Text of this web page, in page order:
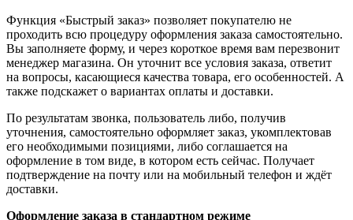
Функция «Быстрый заказ» позволяет покупателю не
проходить всю процедуру оформления заказа самостоятельно.
Вы заполняете форму, и через короткое время вам перезвонит
менеджер магазина. Он уточнит все условия заказа, ответит
на вопросы, касающиеся качества товара, его особенностей. А
также подскажет о вариантах оплаты и доставки.
По результатам звонка, пользователь либо, получив
уточнения, самостоятельно оформляет заказ, укомплектовав
его необходимыми позициями, либо соглашается на
оформление в том виде, в котором есть сейчас. Получает
подтверждение на почту или на мобильный телефон и ждёт
доставки.
Оформление заказа в стандартном режиме